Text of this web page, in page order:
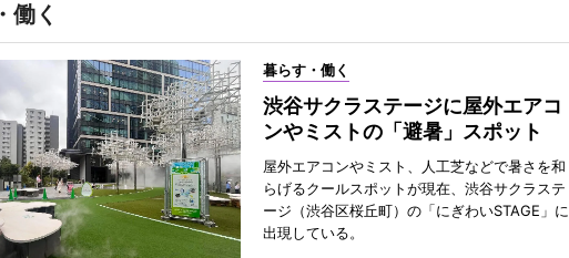
働く
暮らす・働く
渋谷サクラステージに屋外エアコ
ンやミストの「避暑」スポット
屋外エアコンやミスト、人工芝などで暑さを和
らげるクールスポットが現在、渋谷サクラステ
ージ（渋谷区桜丘町）の「にぎわいSTAGE」に
出現している。